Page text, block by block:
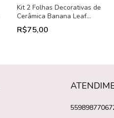
Kit 2 Folhas Decorativas de
Cerâmica Banana Leaf
Branca - Lyor - 23cm
R$75,00